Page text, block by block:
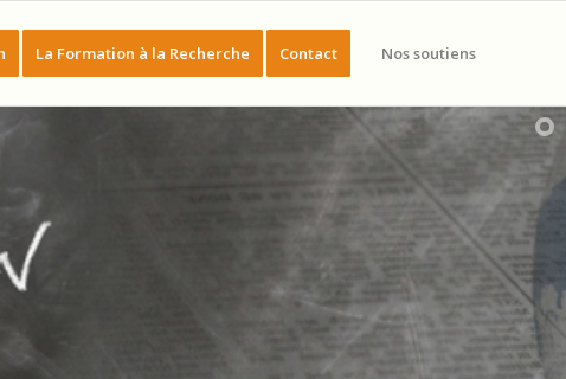
La Formation à la Recherche Contact Nos soutiens